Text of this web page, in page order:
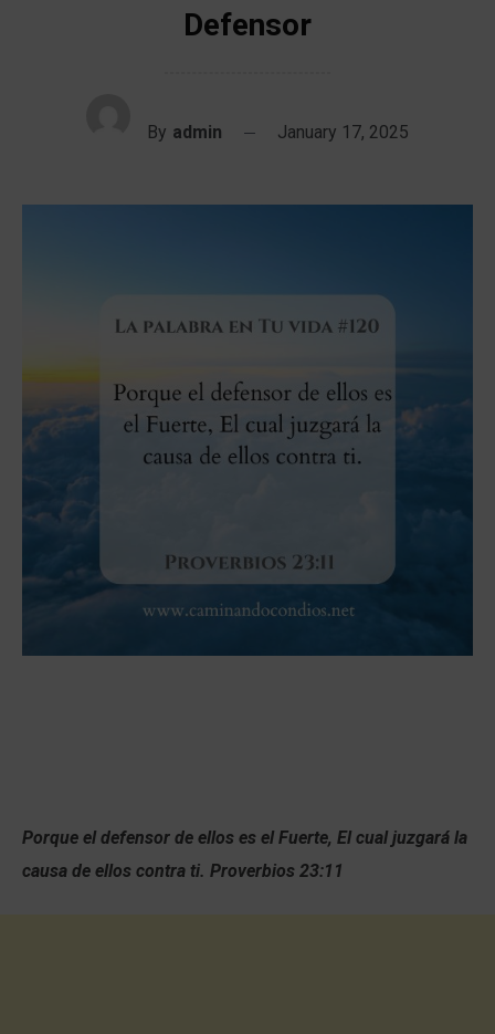
Defensor
By admin January 17, 2025
Porque el defensor de ellos es el Fuerte, El cual juzgará la
causa de ellos contra ti. Proverbios 23:11